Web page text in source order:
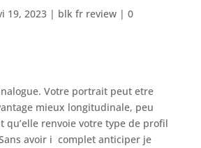
19, 2023| blk fr review| 0
Votre portrait peut etre
mieux longitudinale, peu
qu’elle renvoie votre type de profil
avoir i complet anticiper je